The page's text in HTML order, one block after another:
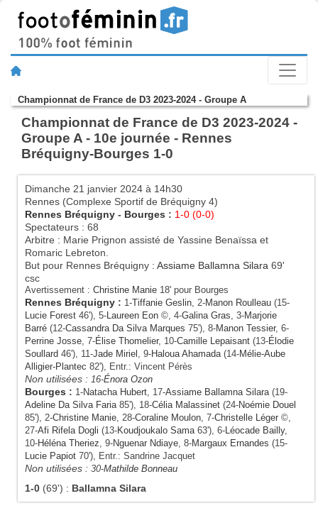
Championnat de France de D3 2023-2024 - Groupe A
Championnat de France de D3 2023-2024 -
Groupe A - 10e journée - Rennes
Bréquigny-Bourges 1-0
Dimanche 21 janvier 2024 à 14h30
Rennes (Complexe Sportif de Bréquigny 4)
Rennes Bréquigny - Bourges : 1-0 (0-0)
Spectateurs : 68
Arbitre : Marie Prignon assisté de Yassine Benaïssa et
Romaric Lebreton.
But pour Rennes Bréquigny : Assiame Ballamna Silara 69'
csc
Avertissement : Christine Manie 18' pour Bourges
Rennes Bréquigny : 1-Tiffanie Geslin, 2-Manon Roulleau (15-
Lucie Forest 46'), 5-Laureen Eon ©, 4-Galina Gras, 3-Marjorie
Barré (12-Cassandra Da Silva Marques 75'), 8-Manon Tessier, 6-
Perrine Josse, 7-Élise Thomelier, 10-Camille Lepaisant (13-Élodie
Soullard 46'), 11-Jade Miriel , 9-Haloua Ahamada(14-Mélie-Aube
Alligier-Plantec 82'), Entr.: Vincent Pérès
Non utilisées : 16-Énora Ozon
Bourges : 1-Natacha Hubert, 17-Assiame Ballamna Silara(19-
Adeline Da Silva Faria85'), 18-Célia Malassinet (24-Noémie Douel
85'), 2-Christine Manie, 28-Coraline Moulon, 7-Christelle Léger ©,
27-Afi Rifela Dogli (13-Koudjoukalo Sama63'), 6-Léocade Bailly,
10-Héléna Theriez, 9-Nguenar Ndiaye, 8-Margaux Ernandes (15-
Lucie Papiot 70'), Entr.: Sandrine Jacquet
Non utilisées : 30-Mathilde Bonneau
1-0 (69') : Ballamna Silara